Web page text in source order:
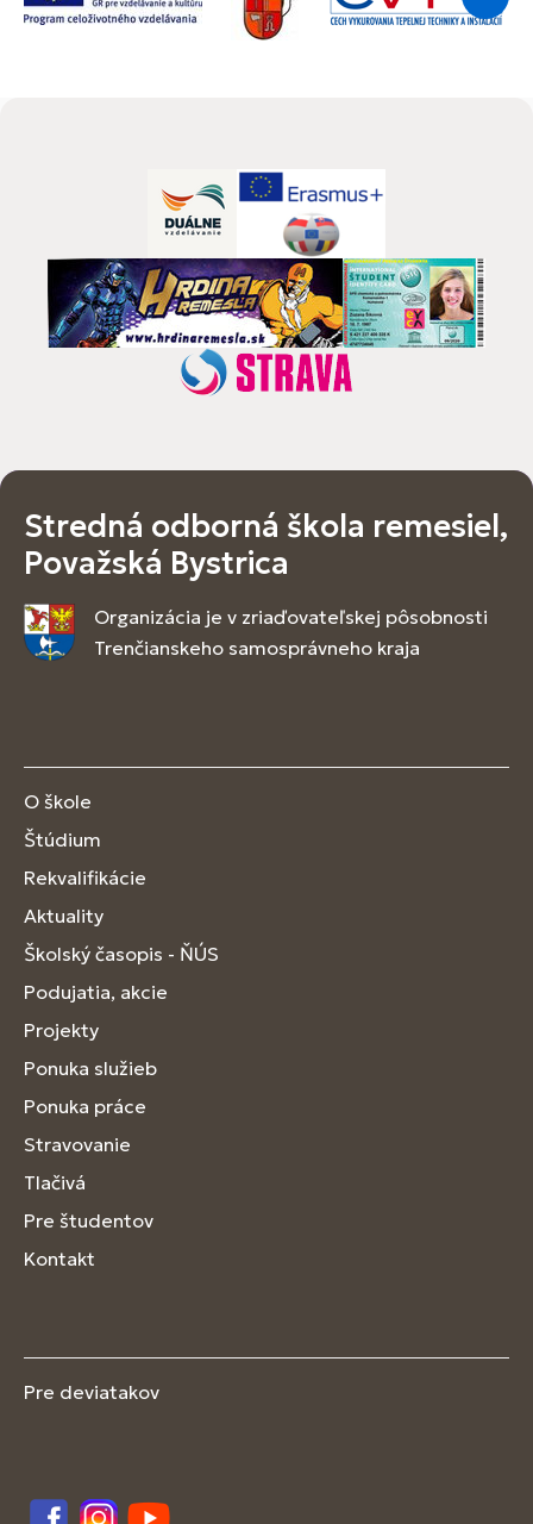
Stredná odborná škola remesiel,
Považská Bystrica
Organizácia je v zriaďovateľskej pôsobnosti
Trenčianskeho samosprávneho kraja
O škole
Štúdium
Rekvalifikácie
Aktuality
Školský časopis - ŇÚS
Podujatia, akcie
Projekty
Ponuka služieb
Ponuka práce
Stravovanie
Tlačivá
Pre študentov
Kontakt
Pre deviatakov